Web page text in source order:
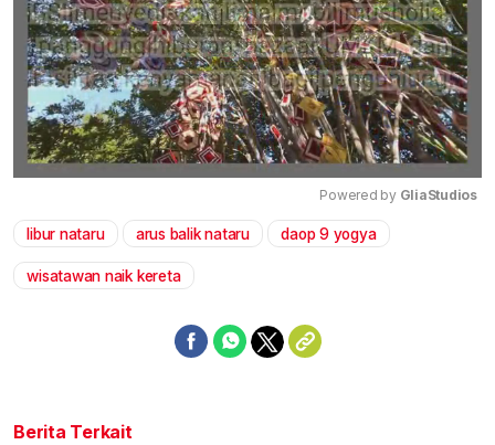
Powered by GliaStudios
libur nataru arus balik nataru daop 9 yogya
wisatawan naik kereta
Berita Terkait